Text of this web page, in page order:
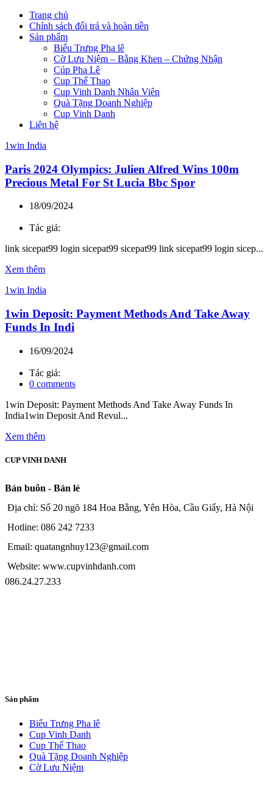
Trang chủ
Chính sách đổi trả và hoàn tiền
Sản phẩm
Biểu Trưng Pha lê
Cờ Lưu Niệm – Bằng Khen – Chứng Nhận
Cúp Pha Lê
Cup Thể Thao
Cup Vinh Danh Nhân Viên
Quà Tặng Doanh Nghiệp
Cup Vinh Danh
Liên hệ
1win India
Paris 2024 Olympics: Julien Alfred Wins 100m
Precious Metal For St Lucia Bbc Spor
18/09/2024
Tác giả:
link sicepat99 login sicepat99 sicepat99 link sicepat99 login sicep...
Xem thêm
1win India
1win Deposit: Payment Methods And Take Away
Funds In Indi
16/09/2024
Tác giả:
0 comments
1win Deposit: Payment Methods And Take Away Funds In
India1win Deposit And Revul...
Xem thêm
CUP VINH DANH
Bán buôn - Bán lẻ
Địa chỉ: Số 20 ngõ 184 Hoa Bằng, Yên Hòa, Cầu Giấy, Hà Nội
Hotline: 086 242 7233
Email: quatangnhuy123@gmail.com
Website: www.cupvinhdanh.com
086.24.27.233
Sản phẩm
Biểu Trưng Pha lê
Cup Vinh Danh
Cup Thể Thao
Quà Tặng Doanh Nghiệp
Cờ Lưu Niệm